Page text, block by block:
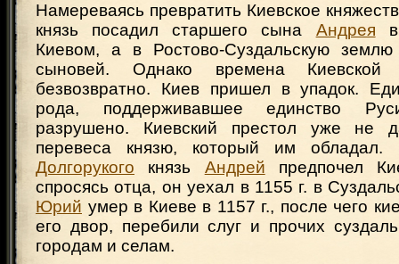
Намереваясь превратить Киевское
князь посадил старшего сына Андрея
Киевом, а в Ростово-Суздальскую
сыновей. Однако времена Киевской
безвозвратно. Киев пришел в упадок.
рода, поддерживавшее единство
разрушено. Киевский престол уже не
перевеса князю, который им
Долгорукого князь Андрей предпочел
спросясь отца, он уехал в 1155 г. в
Юрий умер в Киеве в 1157 г., после чего
его двор, перебили слуг и прочих
городам и селам.